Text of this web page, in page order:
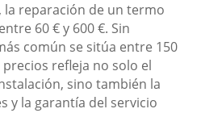
la reparación de un termo
60 € y 600 €. Sin
común se sitúa entre 150
precios refleja no solo el
sino también la
y la garantía del servicio